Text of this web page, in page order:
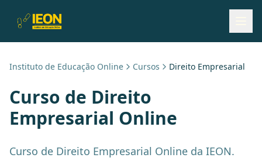
Instituto de Educação Online Cursos Direito Empresarial
Curso de Direito
Empresarial Online
Curso de Direito Empresarial Online da IEON.